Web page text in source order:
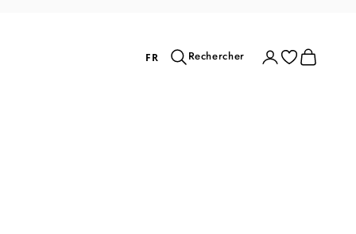
FR Rechercher
Rechercher ConnexionPanier